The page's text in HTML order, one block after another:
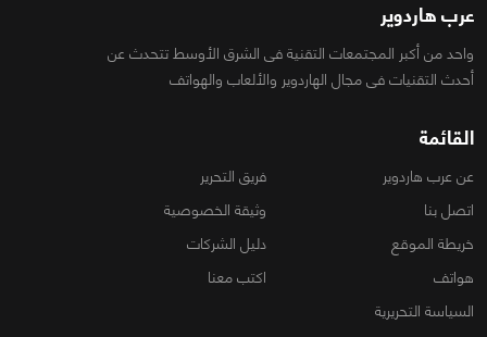
عرب هاردوير
واحد من أكبر المجتمعات التقنية فى الشرق الأوسط تتحدث عن
أحدث التقنيات فى مجال الهاردوير والألعاب والهواتف
القائمة
عن عرب هاردوير
فريق التحرير
اتصل بنا
وثيقة الخصوصية
خريطة الموقع
دليل الشركات
هواتف
اكتب معنا
السياسة التحريرية